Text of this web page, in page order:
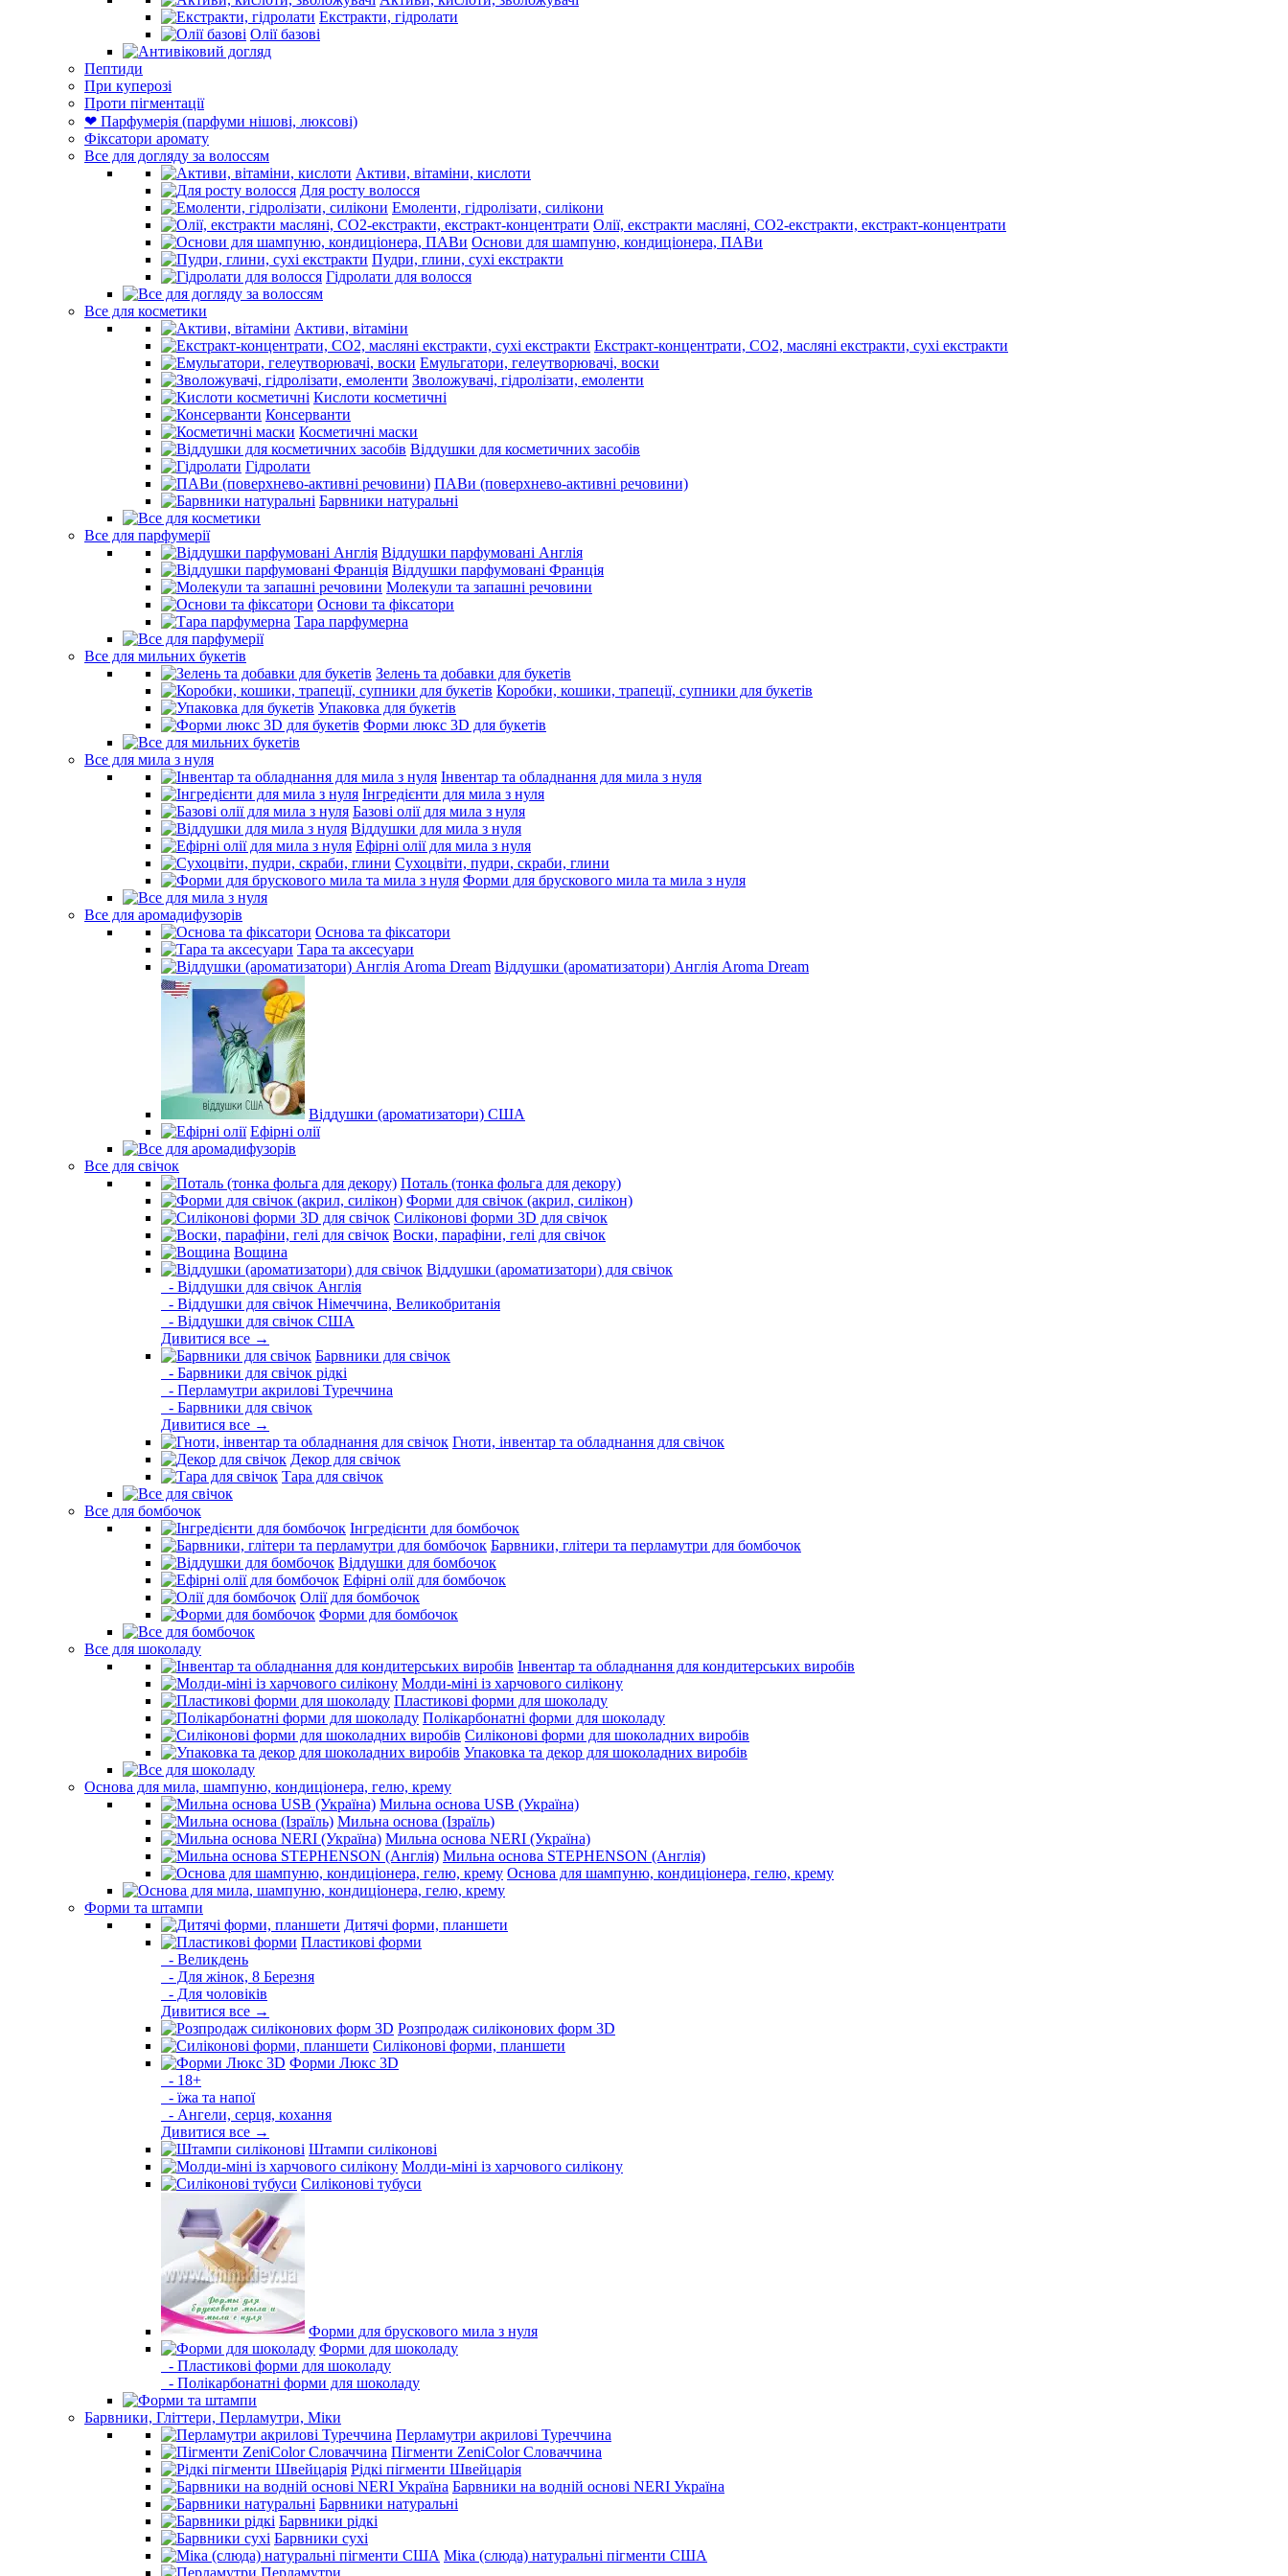
Екстракти, гідролати
Олії базові
Пептиди
При куперозі
Проти пігментації
❤ Парфумерія (парфуми нішові, люксові)
Фіксатори аромату
Все для догляду за волоссям
Активи, вітаміни, кислоти
Для росту волосся
Емоленти, гідролізати, силікони
Олії, екстракти масляні, СО2-екстракти, екстракт-концентрати
Основи для шампуню, кондиціонера, ПАВи
Пудри, глини, сухі екстракти
Гідролати для волосся
Все для косметики
Активи, вітаміни
Екстракт-концентрати, СО2, масляні екстракти, сухі екстракти
Емульгатори, гелеутворювачі, воски
Зволожувачі, гідролізати, емоленти
Кислоти косметичні
Консерванти
Косметичні маски
Віддушки для косметичних засобів
Гідролати
ПАВи (поверхнево-активні речовини)
Барвники натуральні
Все для парфумерії
Віддушки парфумовані Англія
Віддушки парфумовані Франція
Молекули та запашні речовини
Основи та фіксатори
Тара парфумерна
Все для мильних букетів
Зелень та добавки для букетів
Коробки, кошики, трапеції, супники для букетів
Упаковка для букетів
Форми люкс 3D для букетів
Все для мила з нуля
Інвентар та обладнання для мила з нуля
Інгредієнти для мила з нуля
Базові олії для мила з нуля
Віддушки для мила з нуля
Ефірні олії для мила з нуля
Сухоцвіти, пудри, скраби, глини
Форми для брускового мила та мила з нуля
Все для аромадифузорів
Основа та фіксатори
Тара та аксесуари
Віддушки (ароматизатори) Англія Aroma Dream
Віддушки (ароматизатори) США
Ефірні олії
Все для свічок
Поталь (тонка фольга для декору)
Форми для свічок (акрил, силікон)
Силіконові форми 3D для свічок
Воски, парафіни, гелі для свічок
Вощина
Віддушки (ароматизатори) для свічок
- Віддушки для свічок Англія
- Віддушки для свічок Німеччина, Великобританія
- Віддушки для свічок США
Дивитися все →
Барвники для свічок
- Барвники для свічок рідкі
- Перламутри акрилові Туреччина
- Барвники для свічок
Дивитися все →
Гноти, інвентар та обладнання для свічок
Декор для свічок
Тара для свічок
Все для бомбочок
Інгредієнти для бомбочок
Барвники, глітери та перламутри для бомбочок
Віддушки для бомбочок
Ефірні олії для бомбочок
Олії для бомбочок
Форми для бомбочок
Все для шоколаду
Інвентар та обладнання для кондитерських виробів
Молди-міні із харчового силікону
Пластикові форми для шоколаду
Полікарбонатні форми для шоколаду
Силіконові форми для шоколадних виробів
Упаковка та декор для шоколадних виробів
Основа для мила, шампуню, кондиціонера, гелю, крему
Мильна основа USB (Україна)
Мильна основа (Ізраїль)
Мильна основа NERI (Україна)
Мильна основа STEPHENSON (Англія)
Основа для шампуню, кондиціонера, гелю, крему
Форми та штампи
Дитячі форми, планшети
Пластикові форми
- Великдень
- Для жінок, 8 Березня
- Для чоловіків
Дивитися все →
Розпродаж силіконових форм 3D
Силіконові форми, планшети
Форми Люкс 3D
- 18+
- їжа та напої
- Ангели, серця, кохання
Дивитися все →
Штампи силіконові
Молди-міні із харчового силікону
Силіконові тубуси
Форми для брускового мила з нуля
Форми для шоколаду
- Пластикові форми для шоколаду
- Полікарбонатні форми для шоколаду
Барвники, Гліттери, Перламутри, Міки
Перламутри акрилові Туреччина
Пігменти ZeniColor Словаччина
Рідкі пігменти Швейцарія
Барвники на водній основі NERI Україна
Барвники натуральні
Барвники рідкі
Барвники сухі
Міка (слюда) натуральні пігменти США
Перламутри